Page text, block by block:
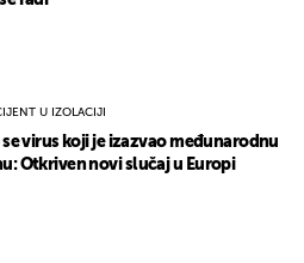
U IZOLACIJI
virus koji je izazvao međunarodnu
Otkriven novi slučaj u Europi